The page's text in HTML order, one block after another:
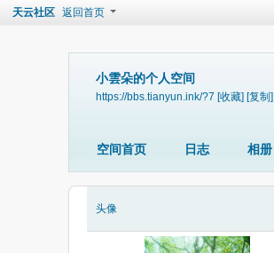
天云社区 返回首页
小雲朵的个人空间
https://bbs.tianyun.ink/?7 [收藏] [复制]
空间首页 日志 相册
头像